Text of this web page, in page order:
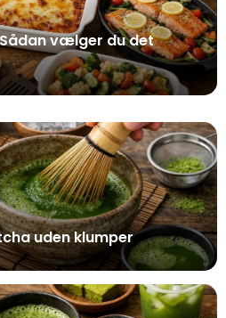
vælger du det
uden klumper